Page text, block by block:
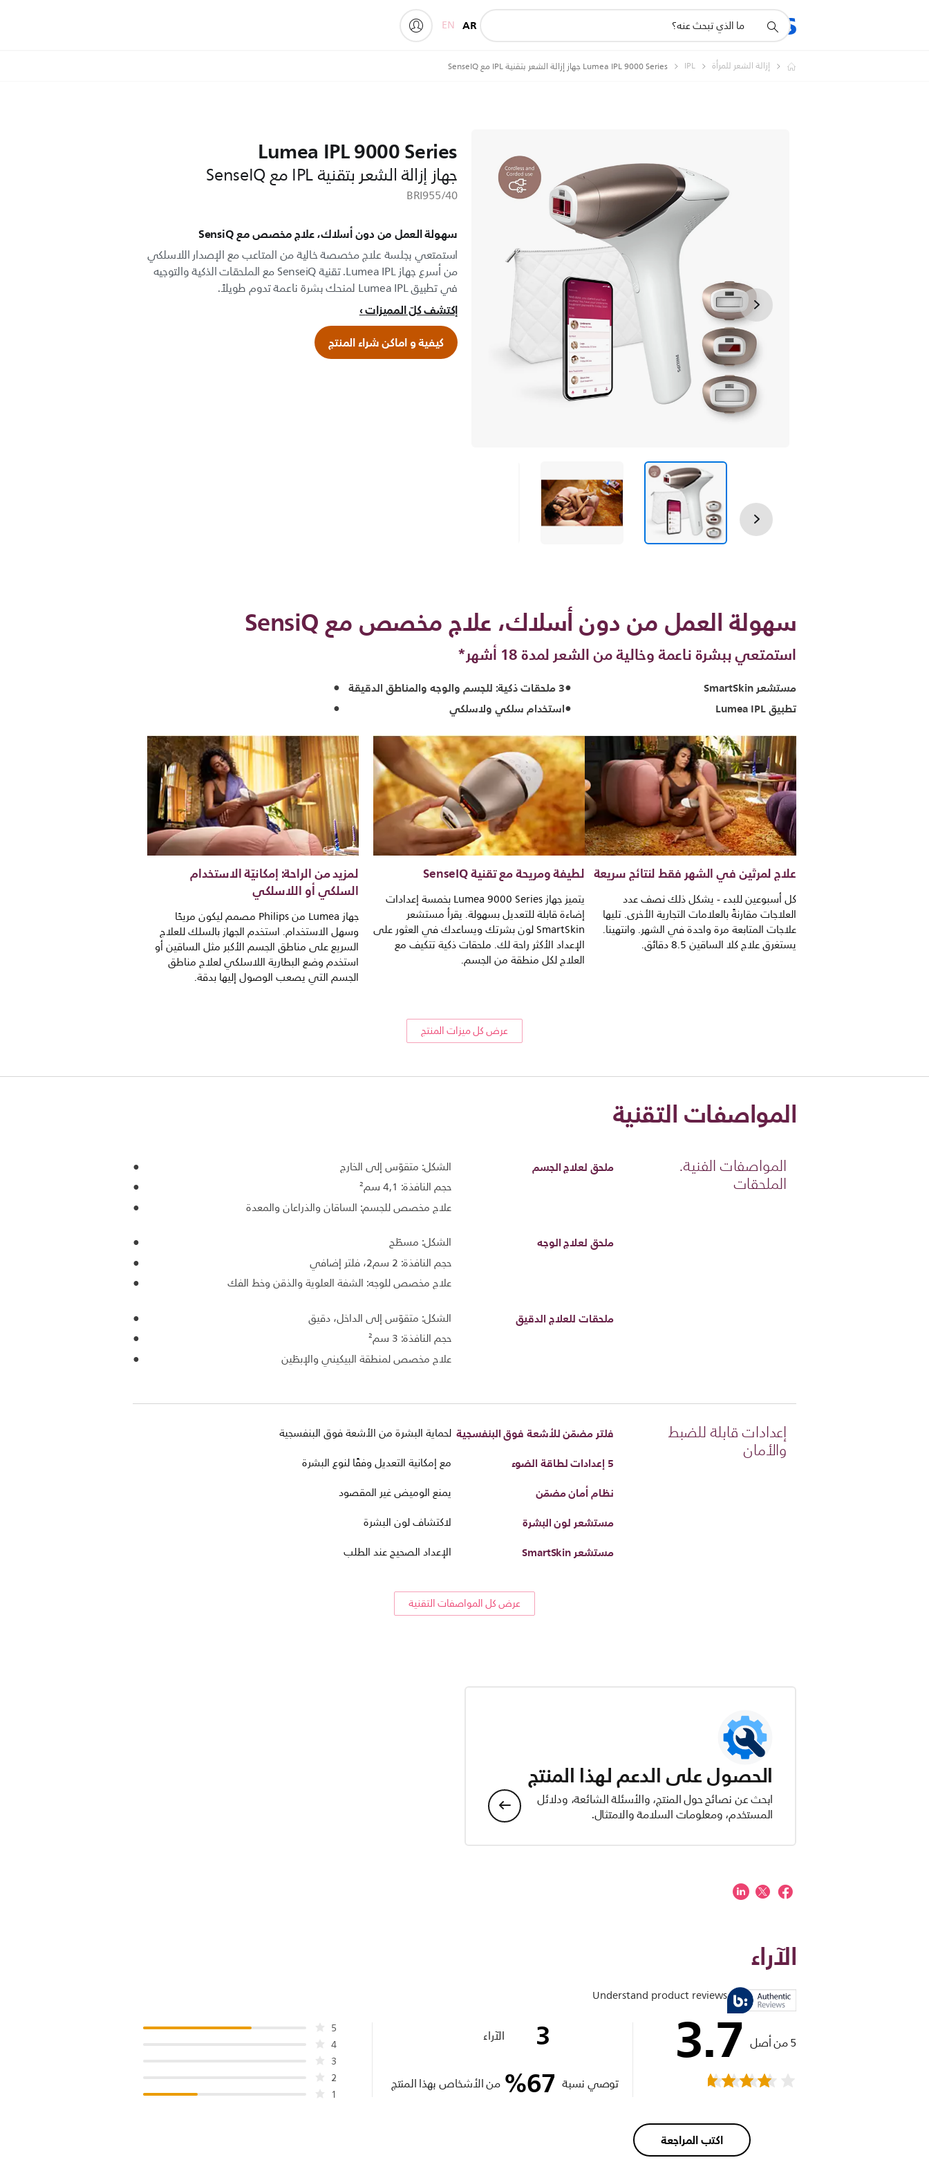
المنتجات
أيقونة
دعم
AR
EN
إزالة الشعر للمرأة IPL Lumea IPL 9000 Series جهاز إزالة الشعر بتقنية IPL مع SenseIQ
Lumea IPL 9000 Series
جهاز إزالة الشعر بتقنية IPL مع SenseIQ
BRI955/40
سهولة العمل من دون أسلاك، علاج مخصص مع SensiQ
استمتعي بجلسة علاج مخصصة خالية من المتاعب مع الإصدار اللاسلكي
من أسرع جهاز Lumea IPL. تقنية SenseiQ مع الملحقات الذكية والتوجيه
في تطبيق Lumea IPL لمنحك بشرة ناعمة تدوم طويلاً.
إكتشف كلّ المميزات
كيفية و اماكن شراء المنتج
سهولة العمل من دون أسلاك، علاج مخصص مع SensiQ
استمتعي ببشرة ناعمة وخالية من الشعر لمدة 18 أشهر*
مستشعر SmartSkin
3 ملحقات ذكية: للجسم والوجه والمناطق الدقيقة
تطبيق Lumea IPL
استخدام سلكي ولاسلكي
علاج لمرتَين في الشهر فقط لنتائج سريعة
كل أسبوعين للبدء - يشكل ذلك نصف عدد
العلاجات مقارنةً بالعلامات التجارية الأخرى. تليها
علاجات المتابعة مرة واحدة في الشهر. وانتهينا.
يستغرق علاج كلا الساقين 8.5 دقائق.
لطيفة ومريحة مع تقنية SenseIQ
يتميز جهاز Lumea 9000 Series بخمسة إعدادات
إضاءة قابلة للتعديل بسهولة. يقرأ مستشعر
SmartSkin لون بشرتك ويساعدك في العثور على
الإعداد الأكثر راحة لك. ملحقات ذكية تتكيف مع
العلاج لكل منطقة من الجسم.
لمزيد من الراحة: إمكانيّة الاستخدام
السلكي أو اللاسلكي
جهاز Lumea من Philips مصمم ليكون مريحًا
وسهل الاستخدام. استخدم الجهاز بالسلك للعلاج
السريع على مناطق الجسم الأكبر مثل الساقين أو
استخدم وضع البطارية اللاسلكي لعلاج مناطق
الجسم التي يصعب الوصول إليها بدقة.
عرض كل ميزات المنتج
المواصفات التقنية
المواصفات الفنية.
الملحقات
ملحق لعلاج الجسم
الشكل: متقوّس إلى الخارج
حجم النافذة: 4,1 سم²
علاج مخصص للجسم: الساقان والذراعان والمعدة
ملحق لعلاج الوجه
الشكل: مسطّح
حجم النافذة: 2 سم2، فلتر إضافي
علاج مخصص للوجه: الشفة العلوية والذقن وخط الفك
ملحقات للعلاج الدقيق
الشكل: متقوّس إلى الداخل، دقيق
حجم النافذة: 3 سم²
علاج مخصص لمنطقة البيكيني والإبطَين
إعدادات قابلة للضبط
والأمان
فلتر مضمّن للأشعة فوق البنفسجية لحماية البشرة من الأشعة فوق البنفسجية
5 إعدادات لطاقة الضوء مع إمكانية التعديل وفقًا لنوع البشرة
نظام أمان مضمّن يمنع الوميض غير المقصود
مستشعر لون البشرة لاكتشاف لون البشرة
مستشعر SmartSkin الإعداد الصحيح عند الطلب
عرض كل المواصفات التقنية
الحصول على الدعم لهذا المنتج
ابحث عن نصائح حول المنتج، والأسئلة الشائعة، ودلائل
المستخدم، ومعلومات السلامة والامتثال.
الآراء
Understand product reviews
5 من أصل 3.7
اكتب المراجعة
3 الآراء
توصي نسبة %67 من الأشخاص بهذا المنتج
5
4
3
2
1